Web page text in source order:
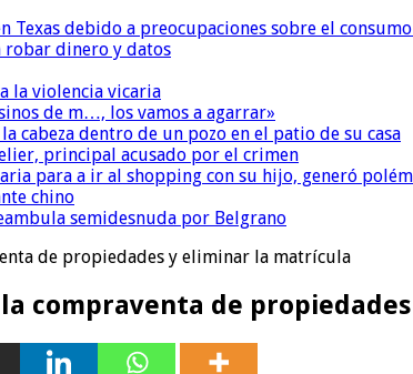
debido a preocupaciones sobre el
robar dinero y datos
la violencia vicaria
de m…, los vamos a agarrar»
cabeza dentro de un pozo en el patio de su casa
principal acusado por el crimen
para a ir al shopping con su hijo, generó
chino
semidesnuda por Belgrano
de propiedades y eliminar la matrícula
compraventa de